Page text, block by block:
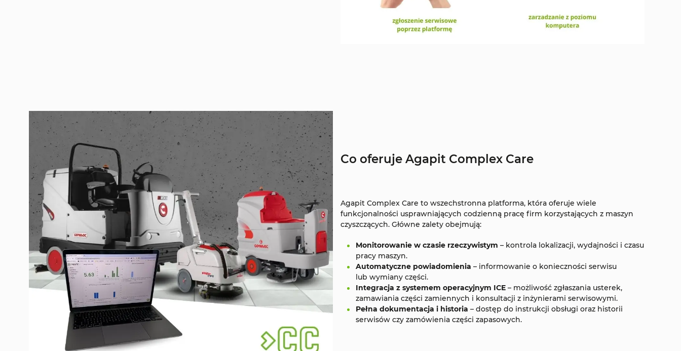
Co oferuje Agapit Complex Care
Agapit Complex Care to wszechstronna platforma, która oferuje wiele
funkcjonalności usprawniających codzienną pracę firm korzystających z maszyn
czyszczących. Główne zalety obejmują:
Monitorowanie w czasie rzeczywistym – kontrola lokalizacji, wydajności i czasu
pracy maszyn.
Automatyczne powiadomienia – informowanie o konieczności serwisu
lub wymiany części.
Integracja z systemem operacyjnym ICE – możliwość zgłaszania usterek,
zamawiania części zamiennych i konsultacji z inżynierami serwisowymi.
Pełna dokumentacja i historia – dostęp do instrukcji obsługi oraz historii
serwisów czy zamówienia części zapasowych.